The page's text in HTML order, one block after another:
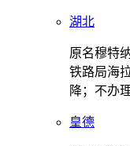
湖北
原名穆特
铁路局海
降；不办
皇德